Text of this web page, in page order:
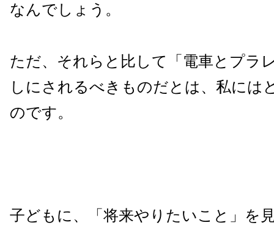
なんでしょう。
ただ、それらと比して「電車とプラ
しにされるべきものだとは、私には
のです。
子どもに、「将来やりたいこと」を